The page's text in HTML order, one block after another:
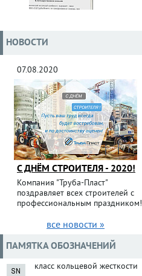
НОВОСТИ
07.08.2020
С ДНЁМ СТРОИТЕЛЯ - 2020!
Компания "Труба-Пласт"
поздравляет всех строителей с
профессиональным праздником!
все новости »
ПАМЯТКА ОБОЗНАЧЕНИЙ
класс кольцевой жесткости